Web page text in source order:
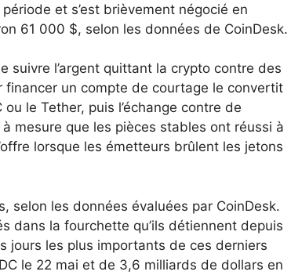
et s’est brièvement négocié en
61 000 $, selon les données de CoinDesk.
suivre l’argent quittant la crypto contre des
un compte de courtage le convertit
le Tether, puis l’échange contre de
mesure que les pièces stables ont réussi à
lorsque les émetteurs brûlent les jetons
selon les données évaluées par CoinDesk.
dans la fourchette qu’ils détiennent depuis
jours les plus importants de ces derniers
le 22 mai et de 3,6 milliards de dollars en